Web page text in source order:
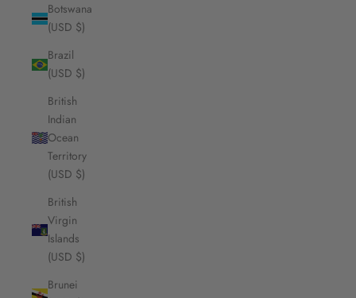
Botswana
(USD $)
Brazil
(USD $)
British
Indian
Ocean
Territory
(USD $)
British
Virgin
Islands
(USD $)
Brunei